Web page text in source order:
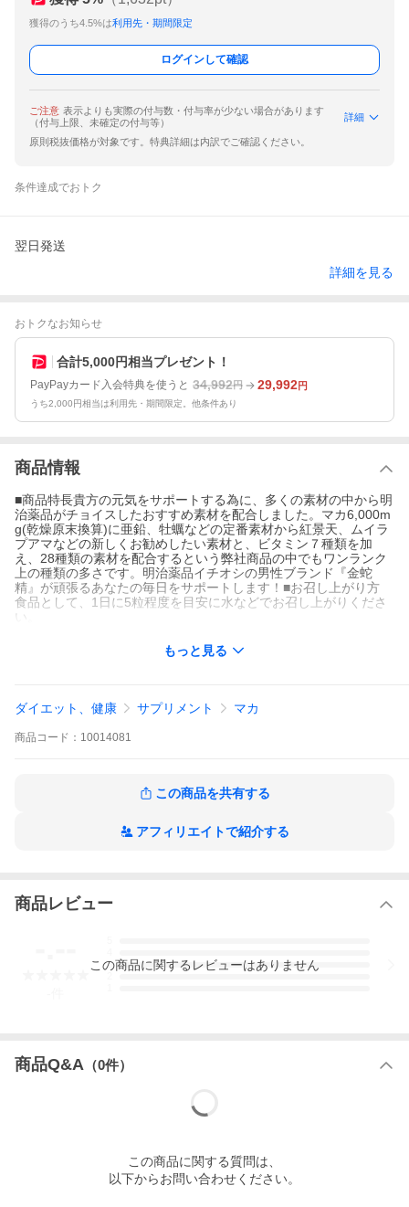
獲得のうち4.5%は利用先・期間限定
ログインして確認
ご注意 表示よりも実際の付与数・付与率が少ない場合があります
（付与上限、未確定の付与等）
詳細
原則税抜価格が対象です。特典詳細は内訳でご確認ください。
条件達成でおトク
翌日発送
詳細を見る
おトクなお知らせ
合計5,000円相当プレゼント！
PayPayカード入会特典を使うと 34,992円 29,992円
うち2,000円相当は利用先・期間限定。他条件あり
商品情報
■商品特長貴方の元気をサポートする為に、多くの素材の中から明
治薬品がチョイスしたおすすめ素材を配合しました。マカ6,000m
g(乾燥原末換算)に亜鉛、牡蠣などの定番素材から紅景天、ムイラ
プアマなどの新しくお勧めしたい素材と、ビタミン７種類を加
え、28種類の素材を配合するという弊社商品の中でもワンランク
上の種類の多さです。明治薬品イチオシの男性ブランド『金蛇
精』が頑張るあなたの毎日をサポートします！■お召し上がり方
食品として、1日に5粒程度を目安に水などでお召し上がりくださ
い。
もっと見る
ダイエット、健康 サプリメント マカ
商品 コード： 10014081
この商品を共有する
アフィリエイトで紹介する
商品レビュー
3
この商品に関するレビューはありません
商品Q&A （0件）
この商品に関する質問は、
以下からお問い合わせください。